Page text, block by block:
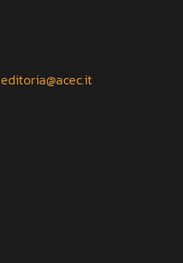
editoria@acec.it